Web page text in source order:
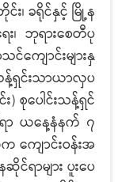
ခရိုင်နှင့် မြို့န
၊ ဘုရားစေတီပု
င်ကျောင်းများနှ
န့်ရှင်းသာယာလှပ
စုပေါင်းသန့်ရှင်
ရာ ယနေ့နံနက် ၇
ကျောင်းဝန်းအ
ရာများ ပူးပေ